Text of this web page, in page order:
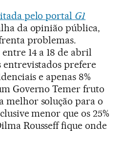
pelo portal G1
da opinião pública,
problemas.
14 a 18 de abril
entrevistados prefere
e apenas 8%
Governo Temer fruto
melhor solução para o
menor que os 25%
Rousseff fique onde